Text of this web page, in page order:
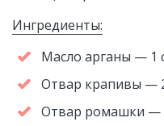
Ингредиенты:
Масло арганы — 1
Отвар крапивы —
Отвар ромашки —